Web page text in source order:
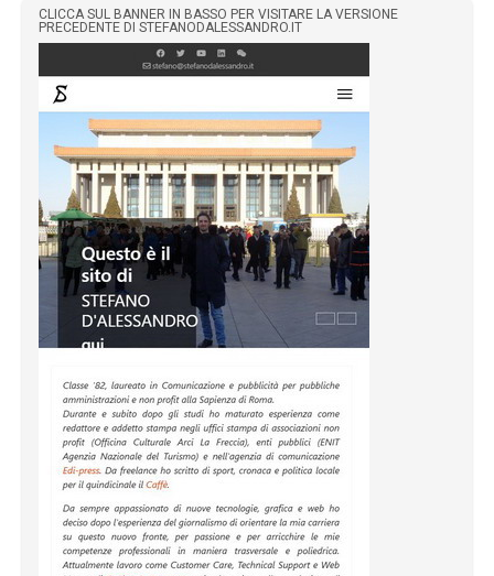
CLICCA SUL BANNER IN BASSO PER VISITARE LA VERSIONE
PRECEDENTE DI STEFANODALESSANDRO.IT